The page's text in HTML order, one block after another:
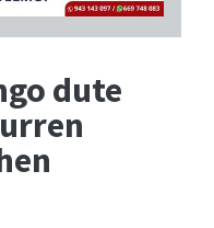
dute